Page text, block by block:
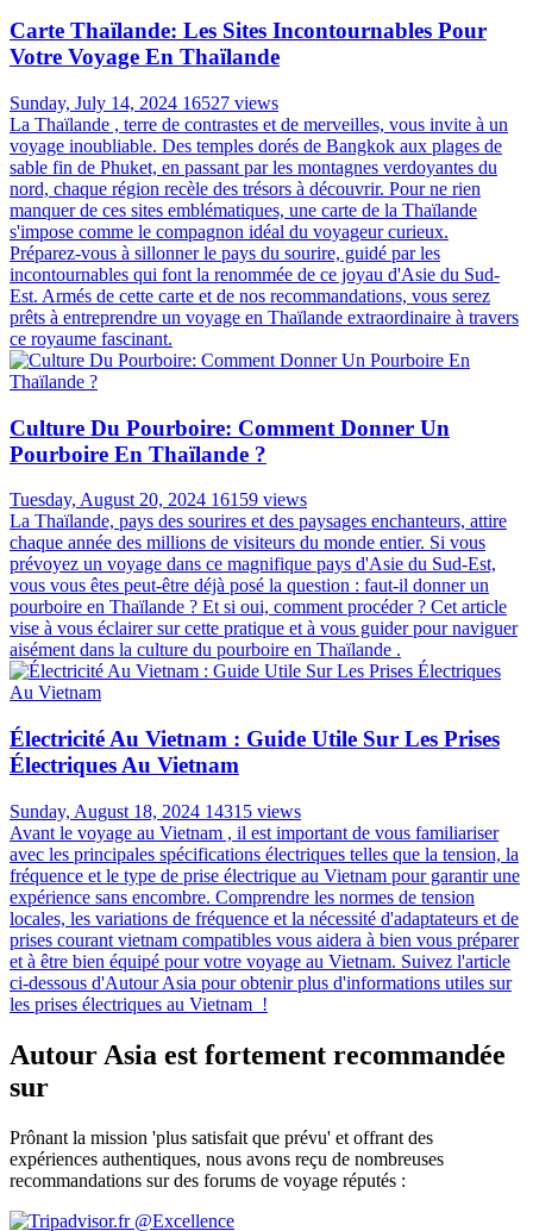
Carte Thaïlande: Les Sites Incontournables Pour
Votre Voyage En Thaïlande
Sunday, July 14, 2024 16527 views
La Thaïlande , terre de contrastes et de merveilles, vous invite à un
voyage inoubliable. Des temples dorés de Bangkok aux plages de
sable fin de Phuket, en passant par les montagnes verdoyantes du
nord, chaque région recèle des trésors à découvrir. Pour ne rien
manquer de ces sites emblématiques, une carte de la Thaïlande
s'impose comme le compagnon idéal du voyageur curieux.
Préparez-vous à sillonner le pays du sourire, guidé par les
incontournables qui font la renommée de ce joyau d'Asie du Sud-
Est. Armés de cette carte et de nos recommandations, vous serez
prêts à entreprendre un voyage en Thaïlande extraordinaire à travers
ce royaume fascinant.
Culture Du Pourboire: Comment Donner Un
Pourboire En Thaïlande ?
Tuesday, August 20, 2024 16159 views
La Thaïlande, pays des sourires et des paysages enchanteurs, attire
chaque année des millions de visiteurs du monde entier. Si vous
prévoyez un voyage dans ce magnifique pays d'Asie du Sud-Est,
vous vous êtes peut-être déjà posé la question : faut-il donner un
pourboire en Thaïlande ? Et si oui, comment procéder ? Cet article
vise à vous éclairer sur cette pratique et à vous guider pour naviguer
aisément dans la culture du pourboire en Thaïlande .
Électricité Au Vietnam : Guide Utile Sur Les Prises
Électriques Au Vietnam
Sunday, August 18, 2024 14315 views
Avant le voyage au Vietnam , il est important de vous familiariser
avec les principales spécifications électriques telles que la tension, la
fréquence et le type de prise électrique au Vietnam pour garantir une
expérience sans encombre. Comprendre les normes de tension
locales, les variations de fréquence et la nécessité d'adaptateurs et de
prises courant vietnam compatibles vous aidera à bien vous préparer
et à être bien équipé pour votre voyage au Vietnam. Suivez l'article
ci-dessous d'Autour Asia pour obtenir plus d'informations utiles sur
les prises électriques au Vietnam !
Autour Asia est fortement recommandée
sur
Prônant la mission 'plus satisfait que prévu' et offrant des
expériences authentiques, nous avons reçu de nombreuses
recommandations sur des forums de voyage réputés :